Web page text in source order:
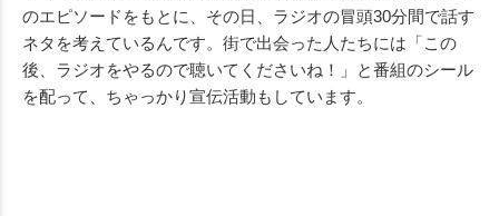
のエピソードをもとに、その日、ラジオの冒頭30分間で話す
ネタを考えているんです。街で出会った人たちには「この
後、ラジオをやるので聴いてくださいね！」と番組のシール
を配って、ちゃっかり宣伝活動もしています。